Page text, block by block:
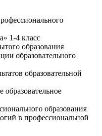
1-4 класс
образования
образовательного
образовательной
образовательное
образования
в профессиональной